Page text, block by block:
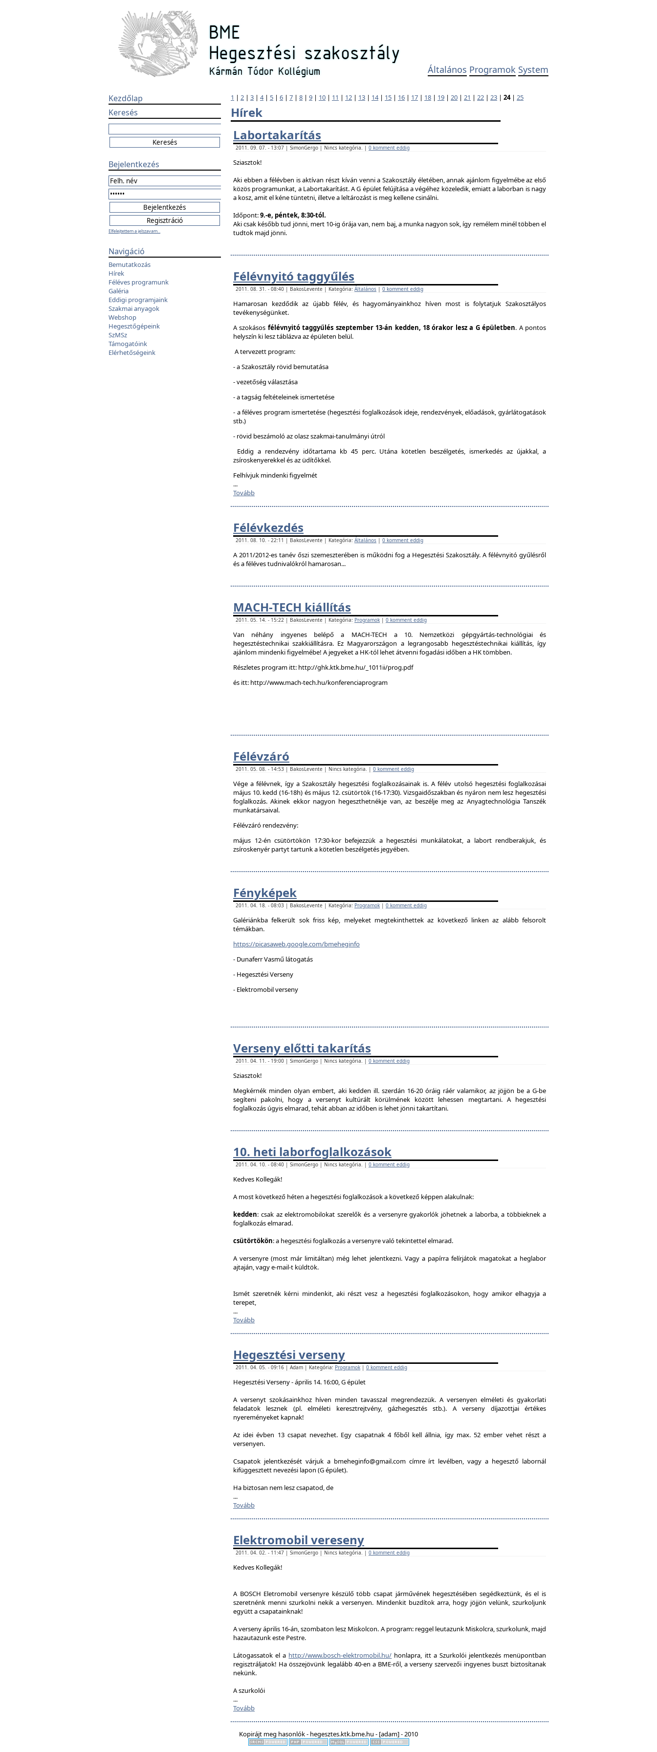
Általános Programok System
Kezdőlap
Keresés
Bejelentkezés
Elfelejtettem a jelszavam...
Navigáció
Bemutatkozás
Hírek
Féléves programunk
Galéria
Eddigi programjaink
Szakmai anyagok
Webshop
Hegesztőgépeink
SzMSz
Támogatóink
Elérhetőségeink
1 | 2 | 3 | 4| 5 | 6 | 7 | 8 | 9 | 10 | 11 | 12 | 13 | 14| 15 | 16 | 17 | 18 | 19 | 20 | 21 | 22 | 23 | 24| 25
Hírek
Labortakarítás
2011. 09. 07. - 13:07 | SimonGergo | Nincs kategória. | 0 komment eddig
Sziasztok!
Aki ebben a félévben is aktívan részt kíván venni a Szakosztály életében, annak ajánlom figyelmébe az első
közös programunkat, a Labortakarítást. A G épület felújítása a végéhez közeledik, emiatt a laborban is nagy
a kosz, amit el kéne tüntetni, illetve a leltározást is meg kellene csinálni.
Időpont:9.-e, péntek, 8:30-tól.
Aki csak később tud jönni, mert 10-ig órája van, nem baj, a munka nagyon sok, így remélem minél többen el
tudtok majd jönni.
Félévnyitó taggyűlés
2011. 08. 31. - 08:40 | BakosLevente | Kategória: Általános | 0 komment eddig
Hamarosan kezdődik az újabb félév, és hagyományainkhoz híven most is folytatjuk Szakosztályos
tevékenységünket.
A szokásos félévnyitó taggyűlés szeptember 13-án kedden, 18 órakor lesz a G épületben. A pontos
helyszín ki lesz táblázva az épületen belül.
A tervezett program:
- a Szakosztály rövid bemutatása
- vezetőség választása
- a tagság feltételeinek ismertetése
- a féléves program ismertetése (hegesztési foglalkozások ideje, rendezvények, előadások, gyárlátogatások
stb.)
- rövid beszámoló az olasz szakmai-tanulmányi útról
Eddig a rendezvény időtartama kb 45 perc. Utána kötetlen beszélgetés, ismerkedés az újakkal, a
zsíroskenyerekkel és az üdítőkkel.
Felhívjuk mindenki figyelmét
...
Tovább
Félévkezdés
2011. 08. 10. - 22:11 | BakosLevente | Kategória: Általános | 0 komment eddig
A 2011/2012-es tanév őszi szemeszterében is működni fog a Hegesztési Szakosztály. A félévnyitó gyűlésről
és a féléves tudnivalókról hamarosan...
MACH-TECH kiállítás
2011. 05. 14. - 15:22 | BakosLevente | Kategória: Programok | 0 komment eddig
Van néhány ingyenes belépő a MACH-TECH a 10. Nemzetközi gépgyártás-technológiai és
hegesztéstechnikai szakkiállításra. Ez Magyarországon a legrangosabb hegesztéstechnikai kiállítás, így
ajánlom mindenki figyelmébe! A jegyeket a HK-tól lehet átvenni fogadási időben a HK tömbben.
Részletes program itt: http://ghk.ktk.bme.hu/_1011ii/prog.pdf
és itt: http://www.mach-tech.hu/konferenciaprogram
Félévzáró
2011. 05. 08. - 14:53 | BakosLevente | Nincs kategória. | 0 komment eddig
Vége a félévnek, így a Szakosztály hegesztési foglalkozásainak is. A félév utolsó hegesztési foglalkozásai
május 10. kedd (16-18h) és május 12. csütörtök (16-17:30). Vizsgaidőszakban és nyáron nem lesz hegesztési
foglalkozás. Akinek ekkor nagyon hegeszthetnékje van, az beszélje meg az Anyagtechnológia Tanszék
munkatársaival.
Félévzáró rendezvény:
május 12-én csütörtökön 17:30-kor befejezzük a hegesztési munkálatokat, a labort rendberakjuk, és
zsíroskenyér partyt tartunk a kötetlen beszélgetés jegyében.
Fényképek
2011. 04. 18. - 08:03 | BakosLevente | Kategória: Programok | 0 komment eddig
Galériánkba felkerült sok friss kép, melyeket megtekinthettek az következő linken az alább felsorolt
témákban.
https://picasaweb.google.com/bmeheginfo
- Dunaferr Vasmű látogatás
- Hegesztési Verseny
- Elektromobil verseny
Verseny előtti takarítás
2011. 04. 11. - 19:00 | SimonGergo | Nincs kategória. | 0 komment eddig
Sziasztok!
Megkérnék minden olyan embert, aki kedden ill. szerdán 16-20 óráig ráér valamikor, az jöjjön be a G-be
segíteni pakolni, hogy a versenyt kultúrált körülmének között lehessen megtartani. A hegesztési
foglalkozás úgyis elmarad, tehát abban az időben is lehet jönni takartítani.
10. heti laborfoglalkozások
2011. 04. 10. - 08:40 | SimonGergo | Nincs kategória. | 0 komment eddig
Kedves Kollegák!
A most következő héten a hegesztési foglalkozások a következő képpen alakulnak:
kedden: csak az elektromobilokat szerelők és a versenyre gyakorlók jöhetnek a laborba, a többieknek a
foglalkozás elmarad.
csütörtökön: a hegesztési foglalkozás a versenyre való tekintettel elmarad.
A versenyre (most már limitáltan) még lehet jelentkezni. Vagy a papírra felírjátok magatokat a heglabor
ajtaján, vagy e-mail-t küldtök.
Ismét szeretnék kérni mindenkit, aki részt vesz a hegesztési foglalkozásokon, hogy amikor elhagyja a
terepet,
...
Tovább
Hegesztési verseny
2011. 04. 05. - 09:16 | Adam | Kategória: Programok | 0 komment eddig
Hegesztési Verseny - április 14. 16:00, G épület
A versenyt szokásainkhoz híven minden tavasszal megrendezzük. A versenyen elméleti és gyakorlati
feladatok lesznek (pl. elméleti keresztrejtvény, gázhegesztés stb.). A verseny díjazottjai értékes
nyereményeket kapnak!
Az idei évben 13 csapat nevezhet. Egy csapatnak 4 főből kell állnia, így max. 52 ember vehet részt a
versenyen.
Csapatok jelentkezését várjuk a bmeheginfo@gmail.com címre írt levélben, vagy a hegesztő labornál
kifüggesztett nevezési lapon (G épület).
Ha biztosan nem lesz csapatod, de
...
Tovább
Elektromobil vereseny
2011. 04. 02. - 11:47 | SimonGergo | Nincs kategória. | 0 komment eddig
Kedves Kollegák!
A BOSCH Eletromobil versenyre készülő több csapat járművének hegesztésében segédkeztünk, és el is
szeretnénk menni szurkolni nekik a versenyen. Mindenkit buzdítok arra, hogy jöjjön velünk, szurkoljunk
együtt a csapatainknak!
A verseny április 16-án, szombaton lesz Miskolcon. A program: reggel leutazunk Miskolcra, szurkolunk, majd
hazautazunk este Pestre.
Látogassatok el a http://www.bosch-elektromobil.hu/ honlapra, itt a Szurkolói jelentkezés menüpontban
regisztráljatok! Ha összejövünk legalább 40-en a BME-ről, a verseny szervezői ingyenes buszt biztosítanak
nekünk.
A szurkolói
...
Tovább
Kopirájt meg hasonlók - hegesztes.ktk.bme.hu - [adam] - 2010